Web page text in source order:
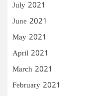
July 2021
June 2021
May 2021
April 2021
March 2021
February 2021